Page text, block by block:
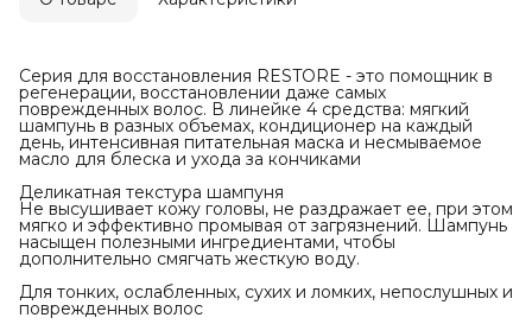
Серия для восстановления RESTORE - это помощник в
регенерации, восстановлении даже самых
поврежденных волос. В линейке 4 средства: мягкий
шампунь в разных объемах, кондиционер на каждый
день, интенсивная питательная маска и несмываемое
масло для блеска и ухода за кончиками
Деликатная текстура шампуня
Не высушивает кожу головы, не раздражает ее, при этом
мягко и эффективно промывая от загрязнений. Шампунь
насыщен полезными ингредиентами, чтобы
дополнительно смягчать жесткую воду.
Для тонких, ослабленных, сухих и ломких, непослушных и
поврежденных волос